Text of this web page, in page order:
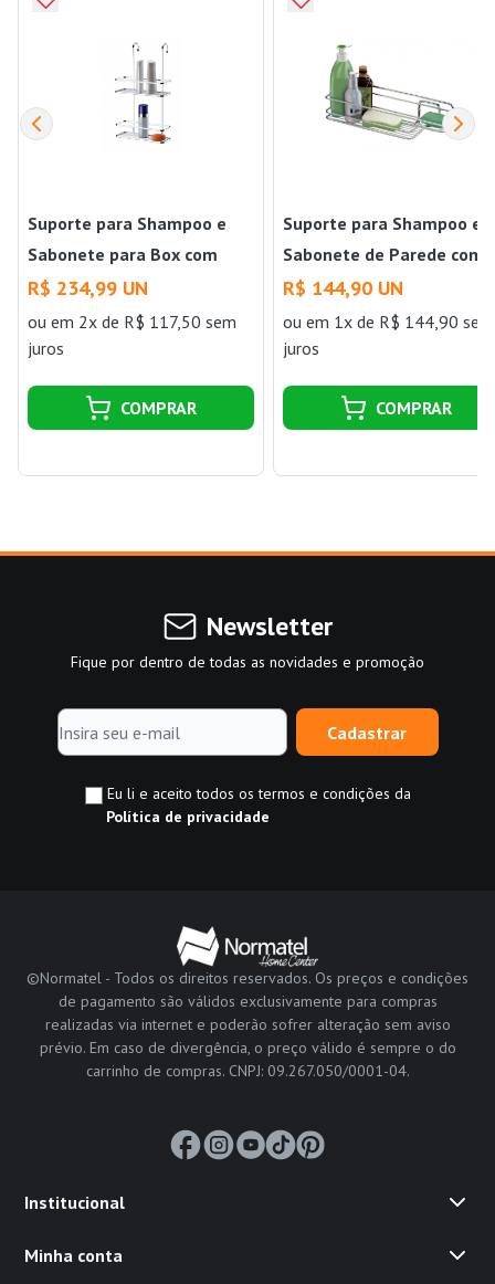
Suporte para Shampoo e
Sabonete para Box com
Ganchos 1665 Future
R$ 234,99 UN
ou em 2x de R$ 117,50 sem
juros
COMPRAR
Suporte para Shampoo e
Sabonete de Parede com
Gancho Móvel 998 Future
R$ 144,90 UN
ouem 1x de R$ 144,90 sem
juros
COMPRAR
Newsletter
Fique por dentro de todas as novidades e promoção
Cadastrar
Eu li e aceito todos os termos e condições da
Política de privacidade
©Normatel - Todos os direitos reservados. Os preços e condições
de pagamento são válidos exclusivamente para compras
realizadas via internet e poderão sofrer alteração sem aviso
prévio. Em caso de divergência, o preço válido é sempre o do
carrinho de compras. CNPJ: 09.267.050/0001-04.
Institucional
Minha conta